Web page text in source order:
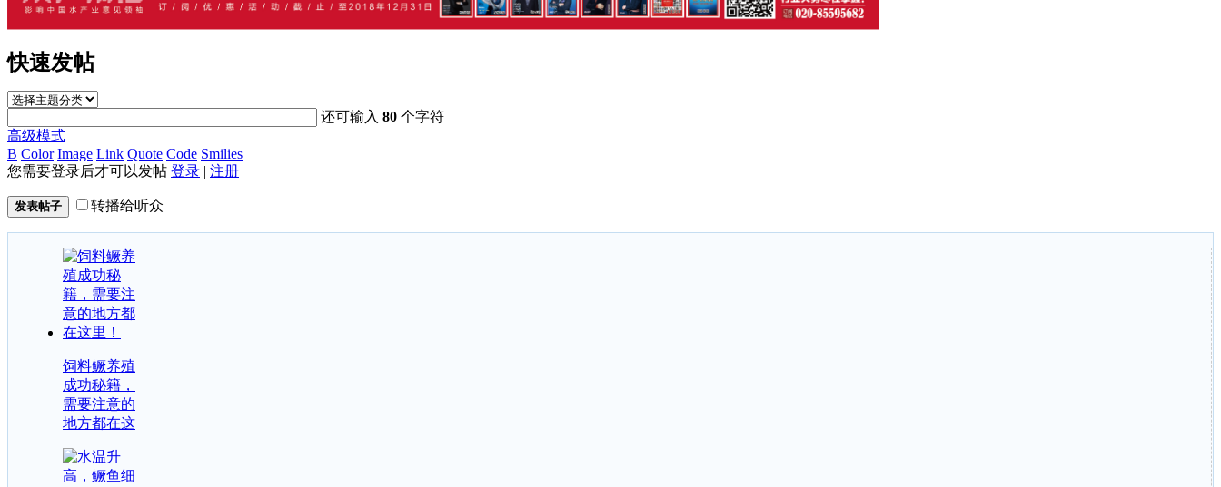
快速发帖
还可输入80 个字符
高级模式
B Color Image Link Quote Code Smilies
您需要登录后才可以发帖 登录 | 注册
发表帖子 转播给听众
饲料鳜养殖
成功秘籍，
需要注意的
地方都在这